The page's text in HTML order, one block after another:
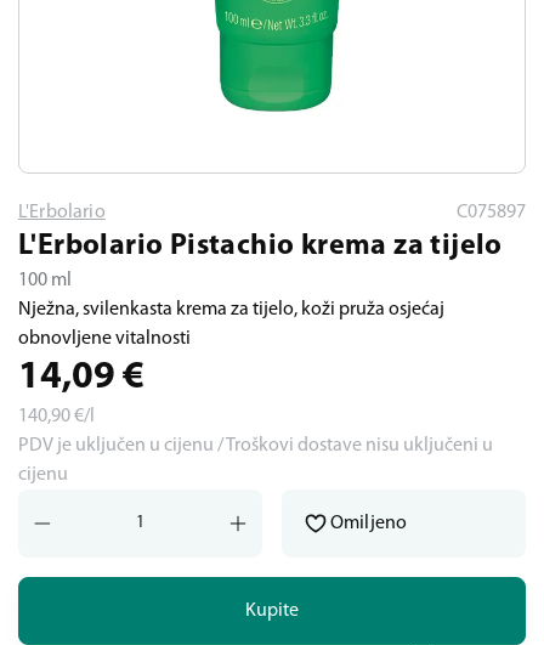
L'Erbolario C075897
L'Erbolario Pistachio krema za tijelo
100 ml
Nježna, svilenkasta krema za tijelo, koži pruža osjećaj
obnovljene vitalnosti
14,09 €
140,90€/l
PDV je uključen u cijenu / Troškovi dostave nisu uključeni u
cijenu
Kupite
Omiljeno